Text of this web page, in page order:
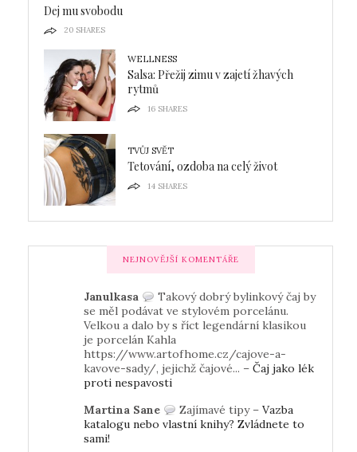
Dej mu svobodu
20 SHARES
WELLNESS
Salsa: Přežij zimu v zajetí žhavých
rytmů
16 SHARES
TVŮJ SVĚT
Tetování, ozdoba na celý život
14 SHARES
NEJNOVĚJŠÍ KOMENTÁŘE
Janulkasa
Takový dobrý bylinkový čaj by
se měl podávat ve stylovém porcelánu.
Velkou a dalo by s říct legendární klasikou
je porcelán Kahla
https://www.artofhome.cz/cajove-a-
kavove-sady/, jejichž čajové... – Čaj jako lék
proti nespavosti
Martina Sane
Zajímavé tipy – Vazba
katalogu nebo vlastní knihy? Zvládnete to
sami!